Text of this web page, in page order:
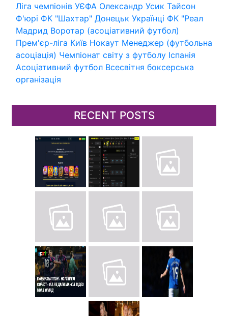
Ліга чемпіонів УЄФА Олександр Усик Тайсон
Ф'юрі ФК "Шахтар" Донецьк Українці ФК "Реал
Мадрид Воротар (асоціативний футбол)
Прем'єр-ліга Київ Нокаут Менеджер (футбольна
асоціація) Чемпіонат світу з футболу Іспанія
Асоціативний футбол Всесвітня боксерська
організація
RECENT POSTS